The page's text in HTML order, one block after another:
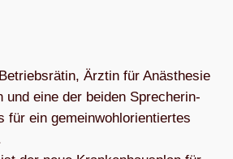
Ärz­tin für Anäs­the­sie
und eine der bei­den Spre­che­rin­
für ein gemein­wohl­ori­en­tier­tes